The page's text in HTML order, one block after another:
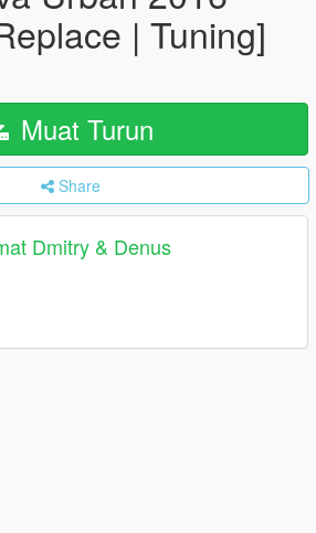
| Tuning]
Muat Turun
Share
Dmitry & Denus